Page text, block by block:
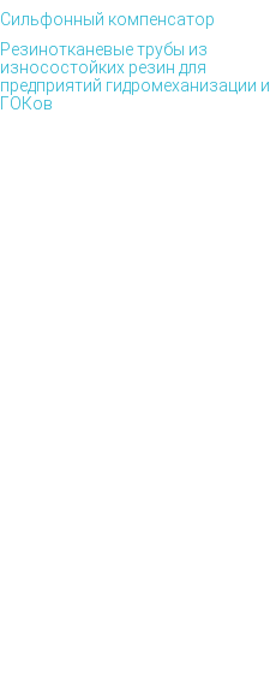
Сильфонный компенсатор
Резинотканевые трубы из
износостойких резин для
предприятий гидромеханизации и
ГОКов